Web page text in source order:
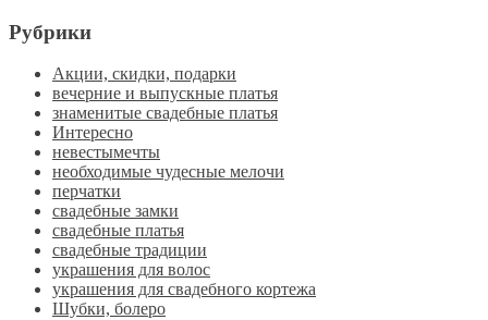
Рубрики
Акции, скидки, подарки
вечерние и выпускные платья
знаменитые свадебные платья
Интересно
невестымечты
необходимые чудесные мелочи
перчатки
свадебные замки
свадебные платья
свадебные традиции
украшения для волос
украшения для свадебного кортежа
Шубки, болеро